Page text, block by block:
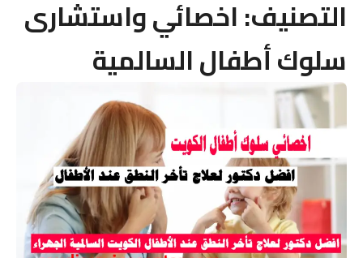
التصنيف:اخصائي واستشارى
سلوك أطفال السالمية